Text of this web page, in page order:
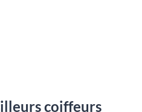
coiffeurs